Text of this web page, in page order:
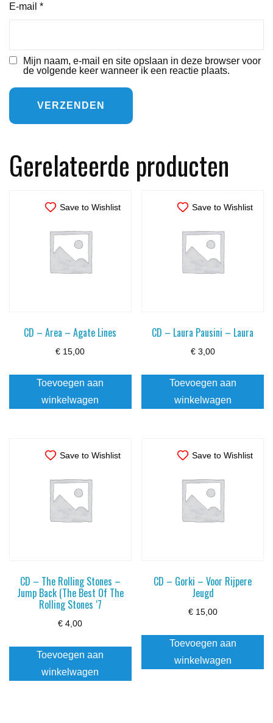
E-mail *
Mijn naam, e-mail en site opslaan in deze browser voor
de volgende keer wanneer ik een reactie plaats.
Gerelateerde producten
Save to Wishlist
CD – Area – Agate Lines
€ 15,00
Toevoegen aan
winkelwagen
Save to Wishlist
CD – Laura Pausini – Laura
€3,00
Toevoegen aan
winkelwagen
Save to Wishlist
CD – The Rolling Stones –
Jump Back (The Best Of The
Rolling Stones ‘7
€ 4,00
Toevoegen aan
winkelwagen
Save to Wishlist
CD – Gorki – Voor Rijpere
Jeugd
€15,00
Toevoegen aan
winkelwagen